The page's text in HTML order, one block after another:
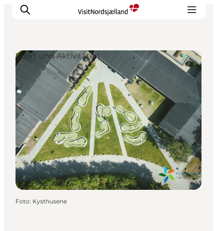
Highlights
Erlebnisse
Geschmack
Unterkünfte
Städte
Reiseplanung
Sport und Aktivitäten
Foto: Kysthusene